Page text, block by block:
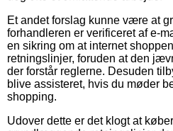
Et andet forslag kunne være at
forhandleren er verificeret af e-
en sikring om at internet
retningslinjer, foruden at den
der forstår reglerne. Desuden
blive assisteret, hvis du møder
shopping.
Udover dette er det klogt at